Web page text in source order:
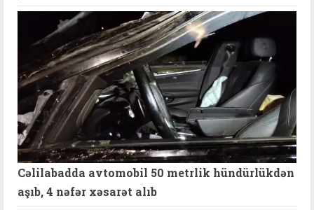
Cəlilabadda avtomobil 50 metrlik hündürlükdən
aşıb, 4 nəfər xəsarət alıb